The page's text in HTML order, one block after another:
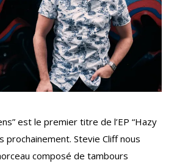
est le premier titre de l’EP “Hazy
prochainement. Stevie Cliff nous
composé de tambours